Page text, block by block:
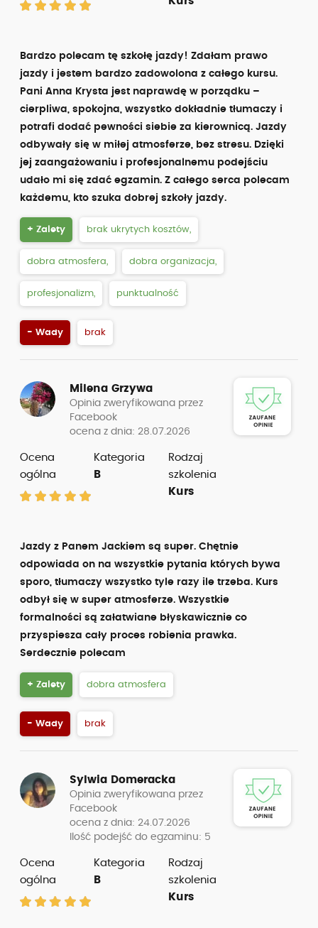
Bardzo polecam tę szkołę jazdy! Zdałam prawo
jazdy i jestem bardzo zadowolona z całego kursu.
Pani Anna Krysta jest naprawdę w porządku –
cierpliwa, spokojna, wszystko dokładnie tłumaczy i
potrafi dodać pewności siebie za kierownicą. Jazdy
odbywały się w miłej atmosferze, bez stresu. Dzięki
jej zaangażowaniu i profesjonalnemu podejściu
udało mi się zdać egzamin. Z całego serca polecam
każdemu, kto szuka dobrej szkoły jazdy.
+ Zalety brak ukrytych kosztów,
dobra atmosfera, dobra organizacja,
profesjonalizm, punktualność
- Wady brak
Milena Grzywa
Opinia zweryfikowana przez
Facebook
ocena z dnia: 28.07.2026
Ocena
ogólna
Kategoria
B
Rodzaj
szkolenia
Kurs
Jazdy z Panem Jackiem są super. Chętnie
odpowiada on na wszystkie pytania których bywa
sporo, tłumaczy wszystko tyle razy ile trzeba. Kurs
odbył się w super atmosferze. Wszystkie
formalności są załatwiane błyskawicznie co
przyspiesza cały proces robienia prawka.
Serdecznie polecam
+ Zalety dobra atmosfera
- Wady brak
Sylwia Domeracka
Opinia zweryfikowana przez
Facebook
ocena z dnia: 24.07.2026
Ilość podejść do egzaminu: 5
Ocena
ogólna
Kategoria
B
Rodzaj
szkolenia
Kurs